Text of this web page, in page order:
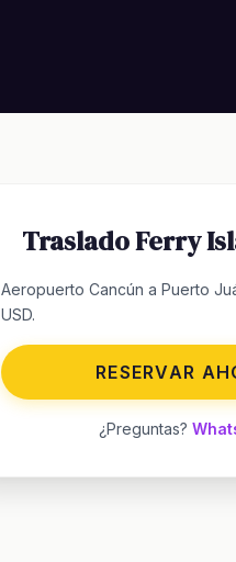
Traslado Ferry
Aeropuerto Cancún a Puerto
USD.
RESERVAR
¿Preguntas?